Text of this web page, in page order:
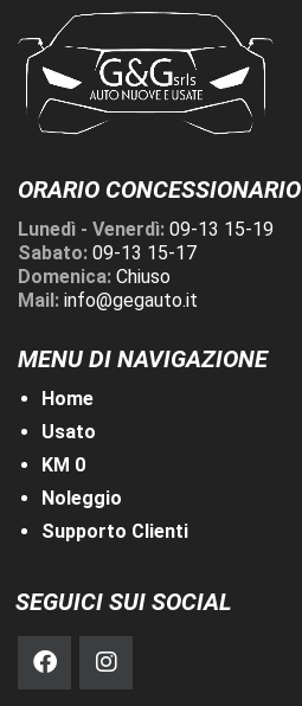
ORARIO CONCESSIONARIO
Lunedì - Venerdì: 09-13 15-19
Sabato: 09-13 15-17
Domenica: Chiuso
Mail: info@gegauto.it
MENU DI NAVIGAZIONE
Home
Usato
KM 0
Noleggio
Supporto Clienti
SEGUICI SUI SOCIAL